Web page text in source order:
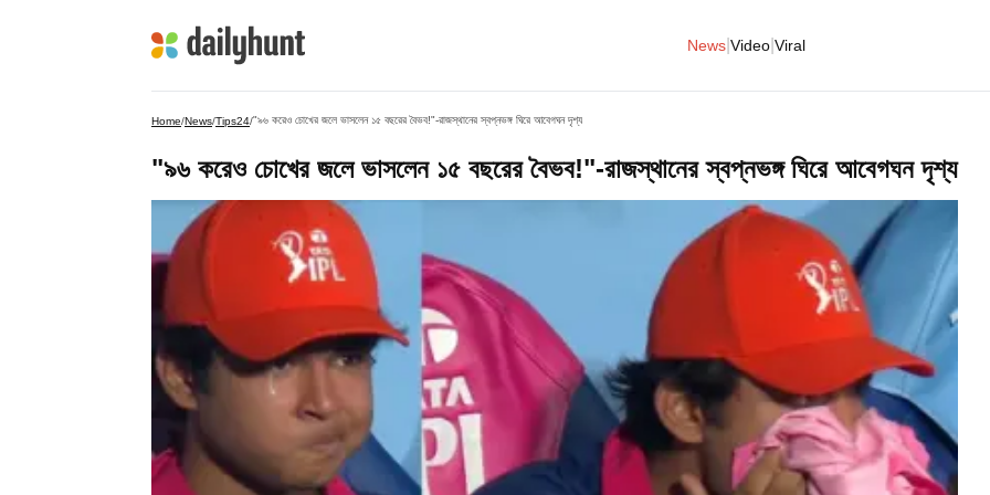
News Video Viral
Home/News/Tips24/"৯৬ করেও চোখের জলে ভাসলেন ১৫ বছরের বৈভব!"-রাজস্থানের স্বপ্নভঙ্গ ঘিরে আবেগঘন দৃশ্য
"৯৬ করেও চোখের জলে ভাসলেন ১৫ বছরের বৈভব!"-রাজস্থানের স্বপ্নভঙ্গ ঘিরে আবেগঘন দৃশ্য